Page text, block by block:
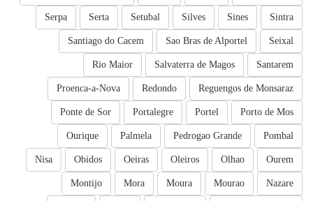
Sintra
Sines
Silves
Setubal
Serta
Serpa
Seixal
Sao Bras de Alportel
Santiago do Cacem
Santarem
Salvaterra de Magos
Rio Maior
Reguengos de Monsaraz
Redondo
Proenca-a-Nova
Porto de Mos
Portel
Portalegre
Ponte de Sor
Pombal
Pedrogao Grande
Palmela
Ourique
Ourem
Olhao
Oleiros
Oeiras
Obidos
Nisa
Nazare
Mourao
Moura
Mora
Montijo